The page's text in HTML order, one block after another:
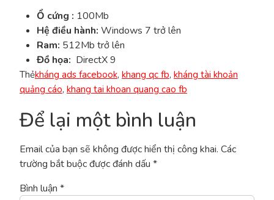
Ổ cứng : 100Mb
Hệ điều hành: Windows 7 trở lên
Ram: 512Mb trở lên
Đồ họa: DirectX 9
Thẻkháng ads facebook, khang qc fb, kháng tài khoản
quảng cáo, khang tai khoan quang cao fb
Để lại một bình luận
Email của bạn sẽ không được hiển thị công khai. Các
trường bắt buộc được đánh dấu *
Bình luận *